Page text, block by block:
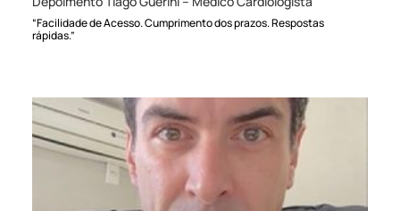
“Facilidade de Acesso. Cumprimento dos prazos. Respostas
rápidas.”